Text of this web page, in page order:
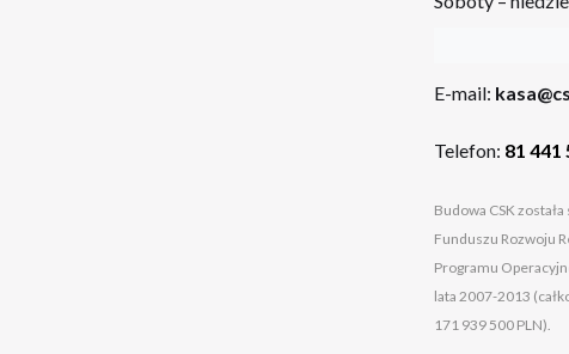
E-mail:
Telefon: 81 441
Budowa CSK
Funduszu Rozwoju
Programu
lata 2007-2013
171 939 500 PLN).